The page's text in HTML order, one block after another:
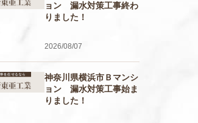
ョン 漏水対策工事終わ
りました！
2026/08/07
神奈川県横浜市Ｂマンシ
ョン 漏水対策工事始ま
りました！